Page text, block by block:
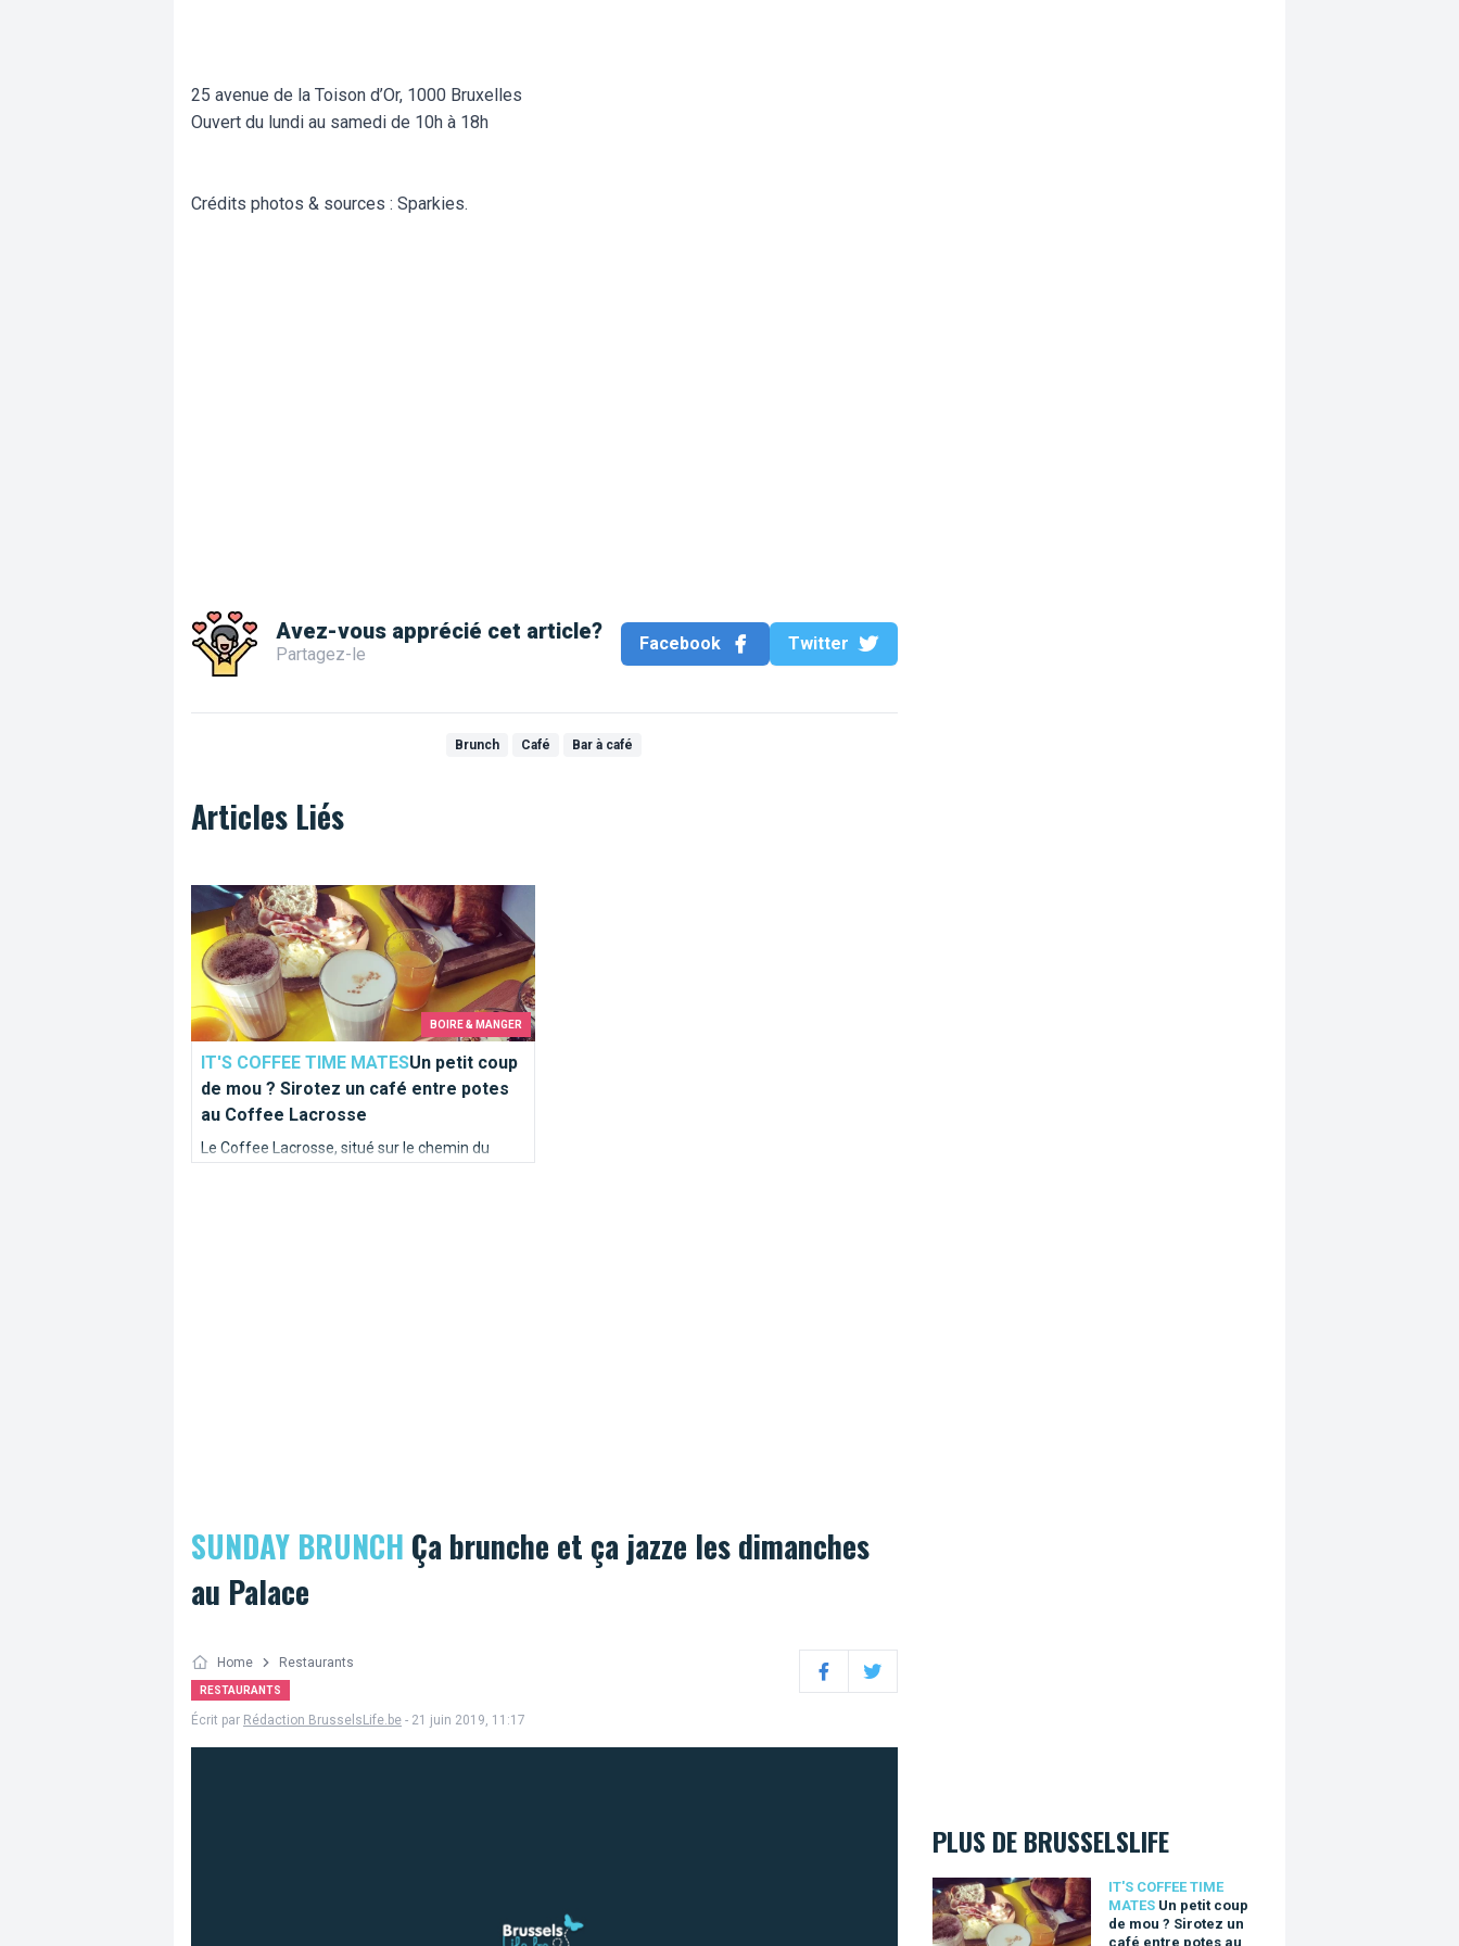
25 avenue de la Toison d’Or, 1000 Bruxelles
Ouvert du lundi au samedi de 10h à 18h
Crédits photos & sources : Sparkies.
Avez-vous apprécié cet article?
Partagez-le
Facebook Twitter
Brunch Café Bar à café
Articles Liés
BOIRE & MANGER
IT'S COFFEE TIME MATESUn petit coup
de mou ? Sirotez un café entre potes
au Coffee Lacrosse
Le Coffee Lacrosse, situé sur le chemin du
Un petit coup de mou ? Sirotez un café entre potes au Coffee Lacrosse
SUNDAY BRUNCH Ça brunche et ça jazze les dimanches
au Palace
Home Restaurants
RESTAURANTS FacebookTwitter
Écrit par Rédaction BrusselsLife.be - 21 juin 2019, 11:17
PLUS DE BRUSSELSLIFE
IT'S COFFEE TIME
MATES Un petit coup
de mou ? Sirotez un
café entre potes au
Un petit coup de mou ? Sirotez un café entre potes au Coffee